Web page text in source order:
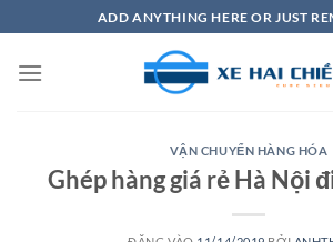
qua
nội
ADD ANYTHING HERE OR JUST
VẬN CHUYỂN HÀNG HÓA
Ghép hàng giá rẻ Hà Nội